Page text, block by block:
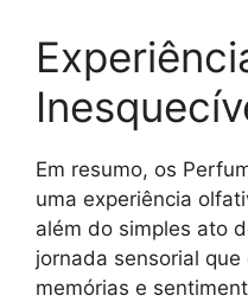
Em resumo, os
uma experiência
além do simples ato
jornada sensorial
memórias e